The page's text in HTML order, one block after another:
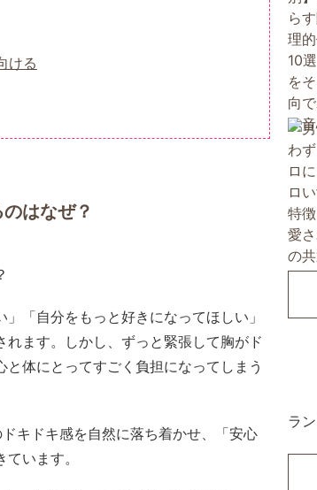
ける
はなぜ？
「自分をもっと好きになってほしい」
ます。しかし、ずっと緊張して胸がド
体にとってすごく負担になってしまう
キドキ感を自然に落ち着かせ、「安心
います。
ラ